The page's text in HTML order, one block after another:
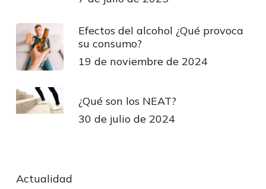
Efectos del alcohol ¿Qué provoca
su consumo?
19 de noviembre de 2024
¿Qué son los NEAT?
30 de julio de 2024
Actualidad